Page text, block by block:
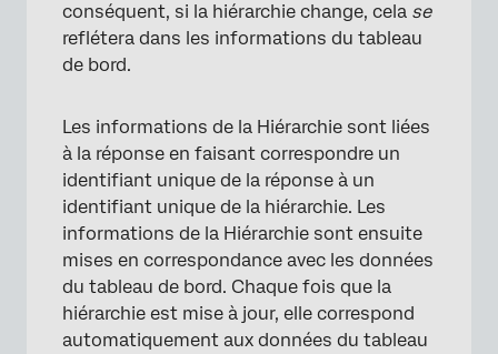
conséquent, si la hiérarchie change, cela se
reflétera dans les informations du tableau
de bord.
Les informations de la Hiérarchie sont liées
à la réponse en faisant correspondre un
identifiant unique de la réponse à un
identifiant unique de la hiérarchie. Les
informations de la Hiérarchie sont ensuite
mises en correspondance avec les données
du tableau de bord. Chaque fois que la
hiérarchie est mise à jour, elle correspond
automatiquement aux données du tableau